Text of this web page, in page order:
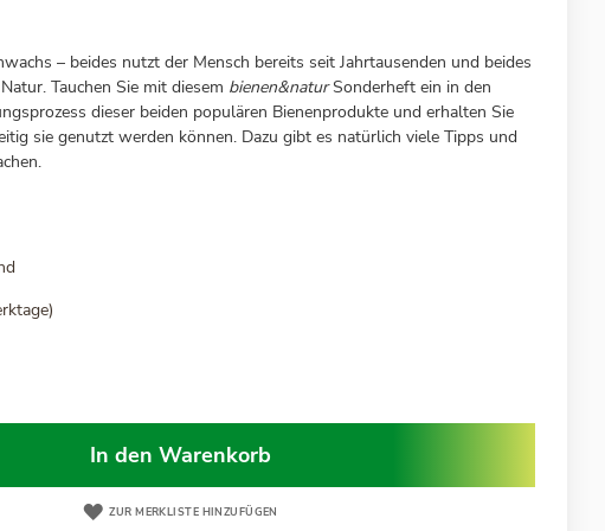
– beides nutzt der Mensch bereits seit Jahrtausenden und beides
Tauchen Sie mit diesem bienen&naturSonderheft ein in den
dieser beiden populären Bienenprodukte und erhalten Sie
sie genutzt werden können. Dazu gibt es natürlich viele Tipps und
In den Warenkorb
ZUR MERKLISTE HINZUFÜGEN